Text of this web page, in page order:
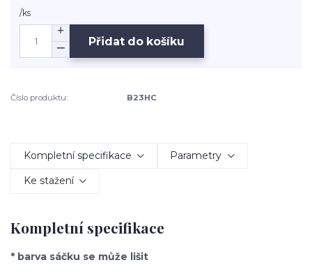
/ks
Přidat do košíku
Číslo produktu: B23HC
Kompletní specifikace Parametry
Ke stažení
Kompletní specifikace
* barva sáčku se může lišit